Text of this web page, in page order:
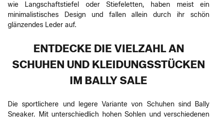
wie Langschaftstiefel oder Stiefeletten, haben meist ein
minimalistisches Design und fallen allein durch ihr schön
glänzendes Leder auf.
ENTDECKE DIE VIELZAHL AN
SCHUHEN UND KLEIDUNGSSTÜCKEN
IM BALLY SALE
Die sportlichere und legere Variante von Schuhen sind Bally
Sneaker. Mit unterschiedlich hohen Sohlen und verschiedenen